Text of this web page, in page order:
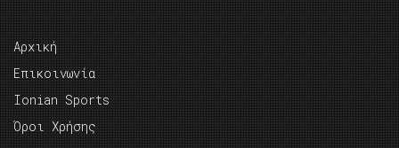
Αρχική
Επικοινωνία
Ionian Sports
Όροι Χρήσης